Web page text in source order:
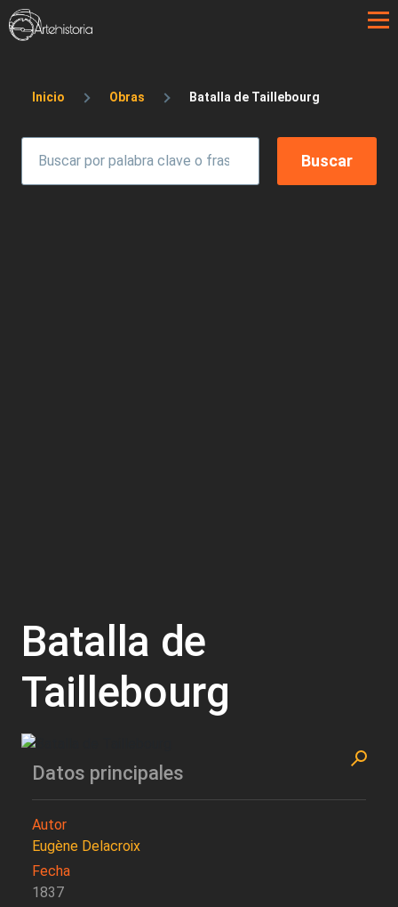
Pasar al contenido principal
Sobrescribir enlaces de ayuda a la
Inicio Obras Batalla de Taillebourg
Batalla de
Taillebourg
Datos principales
Autor
Eugène Delacroix
Fecha
1837